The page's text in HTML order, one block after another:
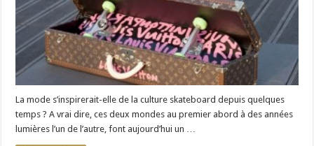
mode
La mode s’inspirerait-elle de la culture skateboard depuis quelques
temps ? A vrai dire, ces deux mondes au premier abord à des années
lumières l’un de l’autre, font aujourd’hui un …